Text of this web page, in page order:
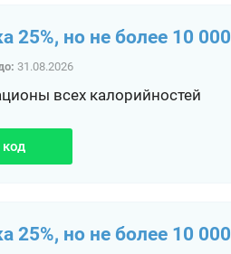
25%, но не более 10 000
31.08.2026
всех калорийностей
25%, но не более 10 000